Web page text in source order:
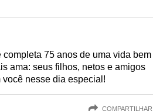
75 anos de uma vida bem
ama: seus filhos, netos e amigos
nesse dia especial!
COMPARTILHAR